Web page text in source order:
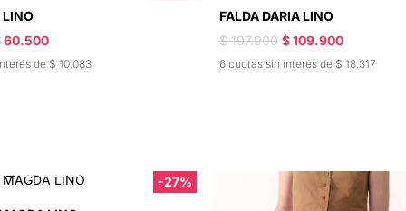
LINO
60.500
de $ 10.083
FALDA DARIA LINO
$ 197.900 $ 109.900
6 cuotas sin interés de $ 18.317
-27%